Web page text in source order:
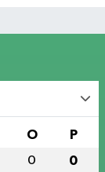
O P
0 0